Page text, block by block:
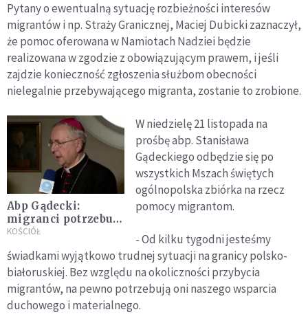
Pytany o ewentualną sytuację rozbieżności interesów
migrantów i np. Straży Granicznej, Maciej Dubicki zaznaczył,
że pomoc oferowana w Namiotach Nadziei będzie
realizowana w zgodzie z obowiązującym prawem, i jeśli
zajdzie konieczność zgłoszenia służbom obecności
nielegalnie przebywającego migranta, zostanie to zrobione.
Abp Gądecki:
migranci potrzebują
naszego wsparcia
materialnego
KOŚCIÓŁ
W niedzielę 21 listopada na
prośbę abp. Stanisława
Gądeckiego odbędzie się po
wszystkich Mszach świętych
ogólnopolska zbiórka na rzecz
pomocy migrantom.
- Od kilku tygodni jesteśmy
świadkami wyjątkowo trudnej sytuacji na granicy polsko-
białoruskiej. Bez względu na okoliczności przybycia
migrantów, na pewno potrzebują oni naszego wsparcia
duchowego i materialnego.